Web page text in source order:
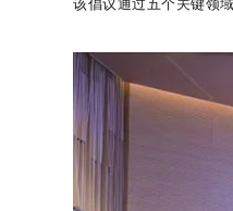
该倡议通过五个关键领